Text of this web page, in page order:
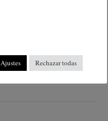
Ajustes Rechazar todas